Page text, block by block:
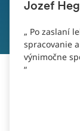
Jozef
Po zaslaní
spracovanie
výnimočne